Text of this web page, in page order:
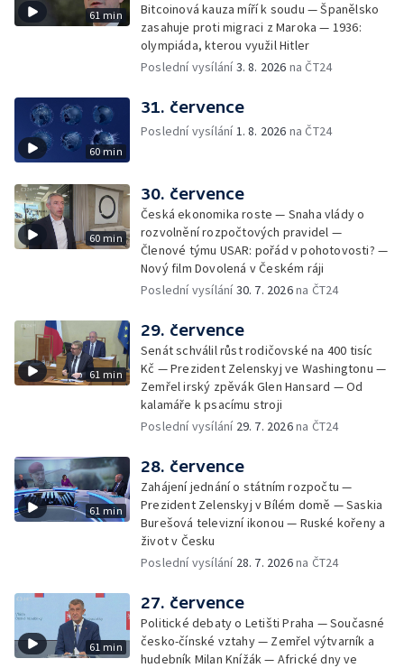
61 min
Bitcoinová kauza míří k soudu — Španělsko
zasahuje proti migraci z Maroka — 1936:
olympiáda, kterou využil Hitler
Poslední vysílání3. 8. 2026 na ČT24
60 min
31. července
Poslední vysílání1. 8. 2026 na ČT24
60 min
30. července
Česká ekonomika roste — Snaha vlády o
rozvolnění rozpočtových pravidel —
Členové týmu USAR: pořád v pohotovosti? —
Nový film Dovolená v Českém ráji
Poslední vysílání30. 7. 2026na ČT24
61 min
29. července
Senát schválil růst rodičovské na 400 tisíc
Kč — Prezident Zelenskyj ve Washingtonu —
Zemřel irský zpěvák Glen Hansard — Od
kalamáře k psacímu stroji
Poslední vysílání 29. 7. 2026na ČT24
61 min
28. července
Zahájení jednání o státním rozpočtu —
Prezident Zelenskyj v Bílém domě — Saskia
Burešová televizní ikonou — Ruské kořeny a
život v Česku
Poslední vysílání 28. 7. 2026na ČT24
61 min
27. července
Politické debaty o Letišti Praha — Současné
česko-čínské vztahy — Zemřel výtvarník a
hudebník Milan Knížák — Africké dny ve